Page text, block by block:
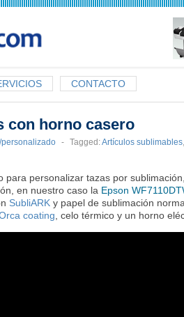
CONTACTO
con horno casero
- Tagged:Artículos sublimables,
para personalizar tazas por
en nuestro caso la Epson
SubliARK y papel de sublimación
coating , celo térmico y un horno